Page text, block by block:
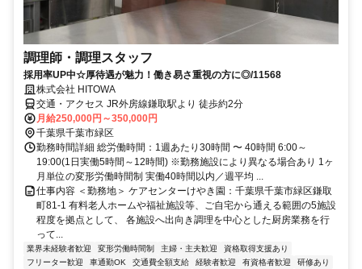
調理師・調理スタッフ
採用率UP中☆厚待遇が魅力！働き易さ重視の方に◎/11568
株式会社 HITOWA
交通・アクセス JR外房線鎌取駅より 徒歩約2分
月給250,000円～350,000円
千葉県千葉市緑区
勤務時間詳細 総労働時間：1週あたり30時間 〜 40時間 6:00～
19:00(1日実働5時間～12時間) ※勤務施設により異なる場合あり 1ヶ
月単位の変形労働時間制 実働40時間以内／週平均 ...
仕事内容 ＜勤務地＞ ケアセンターけやき園：千葉県千葉市緑区鎌取
町81-1 有料老人ホームや福祉施設等、ご自宅から通える範囲の5施設
程度を拠点として、 各施設へ出向き調理を中心とした厨房業務を行
って...
業界未経験者歓迎 変形労働時間制 主婦・主夫歓迎
資格取得支援あり
フリーター歓迎
車通勤OK 交通費全額支給 経験者歓迎 有資格者歓迎
研修あり